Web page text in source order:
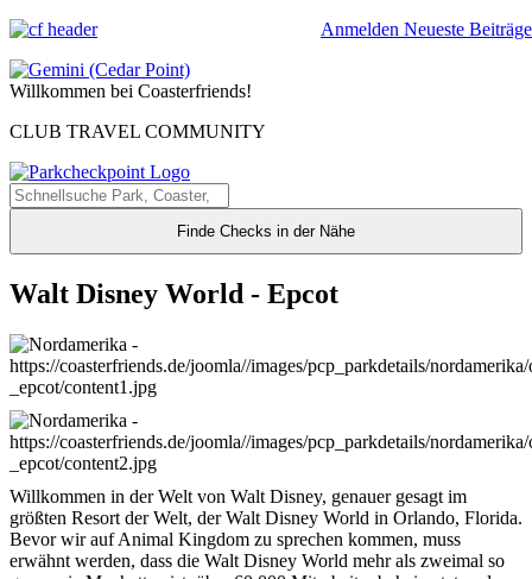
Anmelden Neueste Beiträge
Willkommen bei Coasterfriends!
CLUB TRAVEL COMMUNITY
Finde Checks in der Nähe
Walt Disney World - Epcot
Willkommen in der Welt von Walt Disney, genauer gesagt im
größten Resort der Welt, der Walt Disney World in Orlando, Florida.
Bevor wir auf Animal Kingdom zu sprechen kommen, muss
erwähnt werden, dass die Walt Disney World mehr als zweimal so